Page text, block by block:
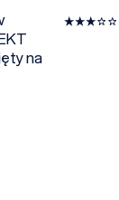
na